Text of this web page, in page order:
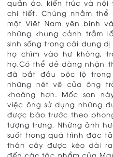
quần áo, kiến ​​trúc và
chi tiết. Chúng nhằm thể
một Việt Nam yên bình
những khung cảnh trầm
sinh sống trong cái dung
họ chìm vào hư không,
họ.Có thể dễ dàng nhận
đã bắt đầu bộc lộ
những nét vẽ của ông
khoáng hơn. Mốc son
việc ông sử dụng những
được báo trước theo
tượng trưng. Những ảnh
suốt trong quá trình đặc
thân cây được kéo dài
đến các tác phẩm của